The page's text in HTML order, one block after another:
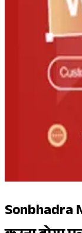
Sonbhadra